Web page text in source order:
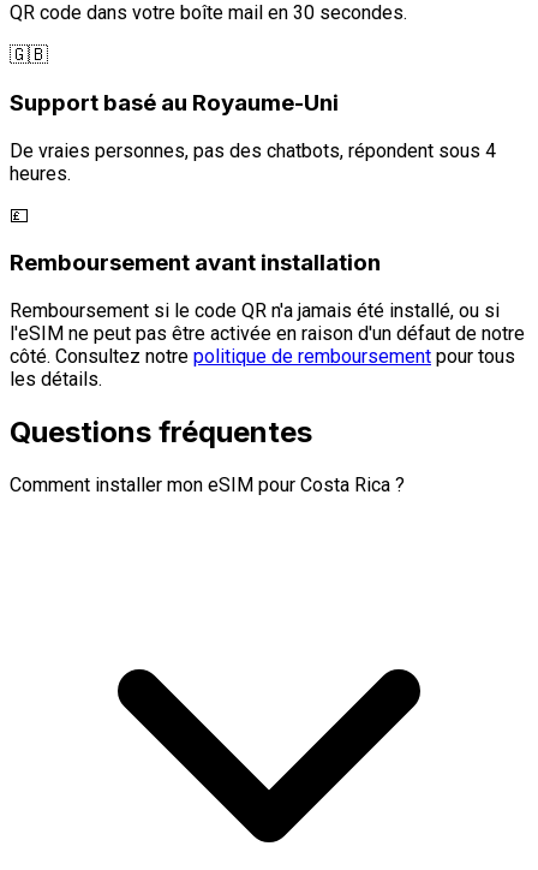
QR code dans votre boîte mail en 30 secondes.
🇬🇧
Support basé au Royaume-Uni
De vraies personnes, pas des chatbots, répondent sous 4
heures.
💷
Remboursement avant installation
Remboursement si le code QR n'a jamais été installé, ou si
l'eSIM ne peut pas être activée en raison d'un défaut de notre
côté. Consultez notre politique de remboursement pour tous
les détails.
Questions fréquentes
Comment installer mon eSIM pour Costa Rica ?